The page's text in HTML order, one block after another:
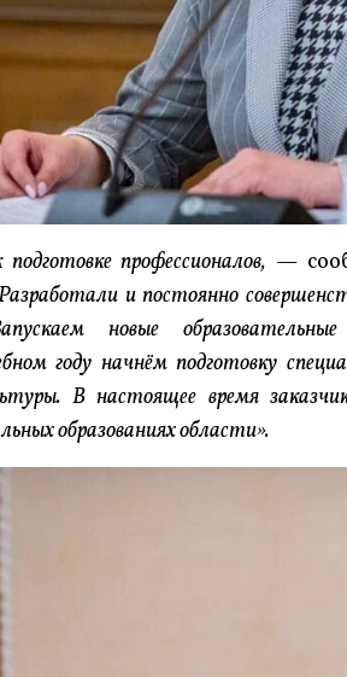
профессионалов, —
и постоянно
новые
году начнём подготовку
В настоящее время
образованиях области».